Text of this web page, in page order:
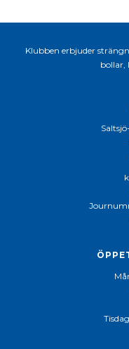
Klubben erbjuder
bollar,